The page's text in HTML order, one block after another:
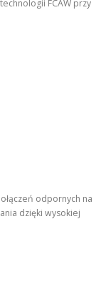
FCAW przy
odpornych na
dzięki wysokiej